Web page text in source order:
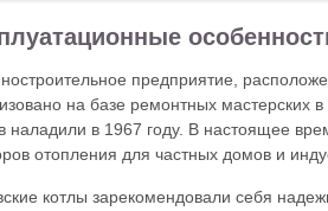
предприятие,
на базе ремонтных мастерских
наладили в 1967 году. В настоящее
отопления для частных домов и
котлы зарекомендовали себя